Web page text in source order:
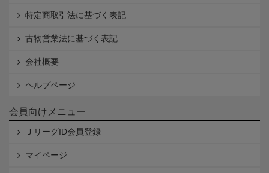
特定商取引法に基づく表記
古物営業法に基づく表記
会社概要
ヘルプページ
会員向けメニュー
ＪリーグID会員登録
マイページ